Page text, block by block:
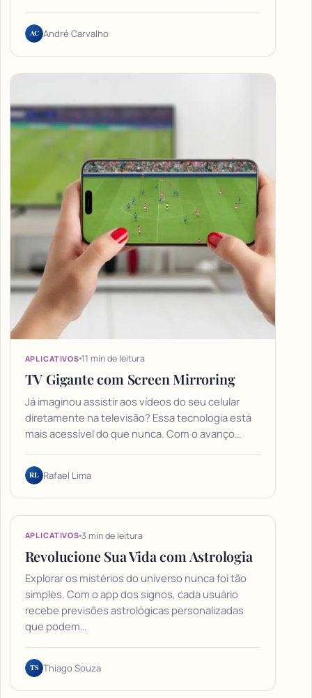
AC André Carvalho
APLICATIVOS 11 min de leitura
TV Gigante com Screen Mirroring
Já imaginou assistir aos vídeos do seu celular
diretamente na televisão? Essa tecnologia está
mais acessível do que nunca. Com o avanço…
RL Rafael Lima
APLICATIVOS 3 min de leitura
Revolucione Sua Vida com Astrologia
Explorar os mistérios do universo nunca foi tão
simples. Com o app dos signos, cada usuário
recebe previsões astrológicas personalizadas
que podem…
TS Thiago Souza